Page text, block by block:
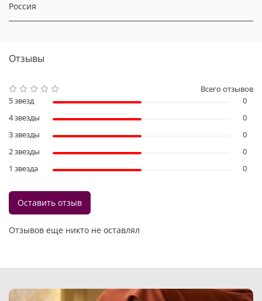
Россия
Отзывы
Отзывов еще никто не оставлял
Всего отзывов
5 звезд
0
4 звезды
0
3 звезды
0
2 звезды
0
1 звезда
0
Оставить отзыв